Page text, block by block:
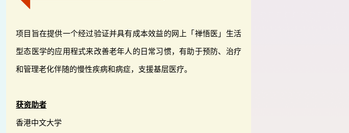
项目旨在提供一个经过验证并具有成本效益的网上「禅悟医」生活
型态医学的应用程式来改善老年人的日常习惯，有助于预防、治疗
和管理老化伴随的慢性疾病和病症，支援基层医疗。
获资助者
香港中文大学